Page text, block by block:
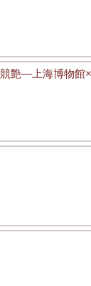
艶―上海博物館×